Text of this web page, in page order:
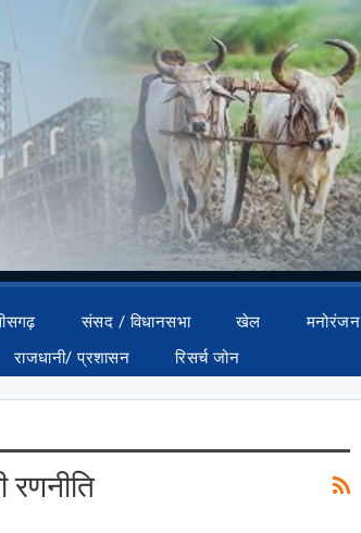
संसद / विधानसभा खेल मनोरंजन
राजधानी/ प्रशासन रिसर्च जोन